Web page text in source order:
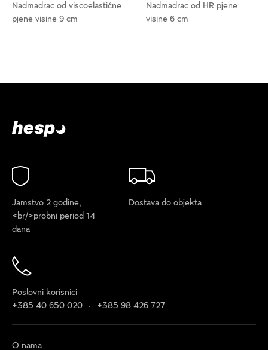
Nadmadrac od viscoelastične
pjene visine 9 cm
Nadmadrac od HR pjene
visine 6 cm
Jamstvo 2 godine,
<br/>probni period 14
dana
Dostava do objekta
Poslovni korisnici
+385 40 650 020
· +385 98 426 727
O nama